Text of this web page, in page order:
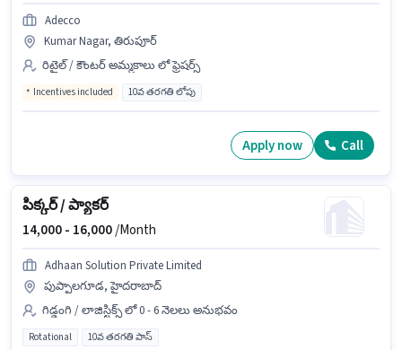
Adecco
Kumar Nagar, తిరుపూర్
రిటైల్ / కౌంటర్ అమ్మకాలు లో ఫ్రెషర్స్
Incentives included 10వ తరగతి లోపు
Apply now Call
పిక్కర్ / ప్యాకర్
14,000 - 16,000/Month
Adhaan Solution Private Limited
పుప్పాలగూడ, హైదరాబాద్
గిడ్డంగి / లాజిస్టిక్స్ లో 0 - 6 నెలలు అనుభవం
Rotational 10వ తరగతి పాస్